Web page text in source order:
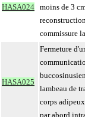
HASA024 moins de 3
commissure
HASA025
Fermeture
lambeau de
corps
par abord